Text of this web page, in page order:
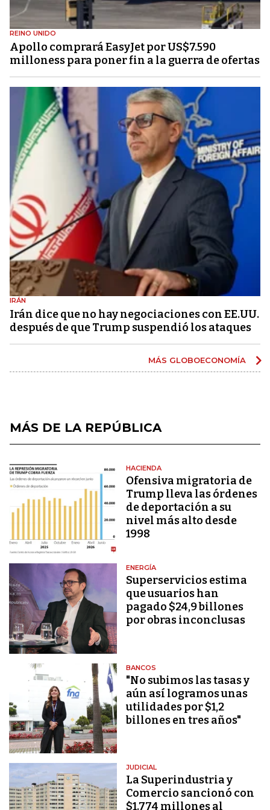
REINO UNIDO
Apollo comprará EasyJet por US$7.590
milloness para poner fin a la guerra de ofertas
IRÁN
Irán dice que no hay negociaciones con EE.UU.
después de que Trump suspendió los ataques
MÁS GLOBOECONOMÍA
MÁS DE LA REPÚBLICA
HACIENDA
Ofensiva migratoria de
Trump lleva las órdenes
de deportación a su
nivel más alto desde
1998
ENERGÍA
Superservicios estima
que usuarios han
pagado $24,9 billones
por obras inconclusas
BANCOS
"No subimos las tasas y
aún así logramos unas
utilidades por $1,2
billones en tres años"
JUDICIAL
La Superindustria y
Comercio sancionó con
$1.774 millones al